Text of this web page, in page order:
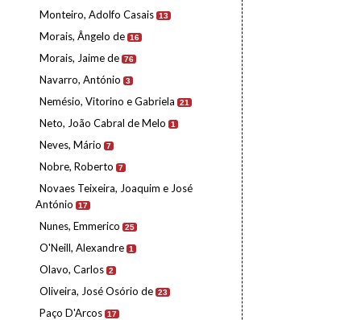
Monteiro, Adolfo Casais 13
Morais, Ângelo de 16
Morais, Jaime de 76
Navarro, António 3
Nemésio, Vitorino e Gabriela 21
Neto, João Cabral de Melo 1
Neves, Mário 7
Nobre, Roberto 7
Novaes Teixeira, Joaquim e José
António
17
Nunes, Emmerico 25
O'Neill, Alexandre 1
Olavo, Carlos 2
Oliveira, José Osório de 23
Paço D'Arcos 17